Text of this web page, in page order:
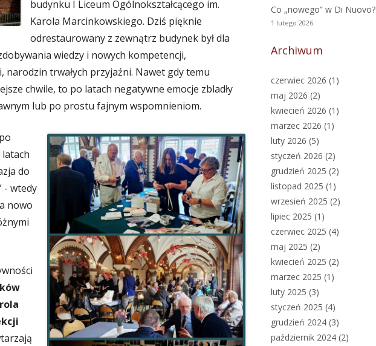
budynku I Liceum Ogólnokształcącego im.
Karola Marcinkowskiego. Dziś pięknie
odrestaurowany z zewnątrz budynek był dla
wiedzy i nowych kompetencji,
narodzin trwałych przyjaźni. Nawet gdy temu
chwile, to po latach negatywne emocje zbladły
lub po prostu fajnym wspomnieniom.
do
- wtedy
nowo
Co „nowego” w Di Nuovo?
1 lutego 2026
Archiwum
czerwiec 2026 (1)
maj 2026 (2)
kwiecień 2026 (1)
marzec 2026 (1)
luty 2026 (5)
styczeń 2026 (2)
grudzień 2025 (2)
listopad 2025 (1)
wrzesień 2025 (2)
lipiec 2025 (1)
czerwiec 2025 (4)
maj 2025 (2)
kwiecień 2025 (2)
marzec 2025 (1)
luty 2025 (3)
styczeń 2025 (4)
grudzień 2024 (3)
październik 2024 (2)